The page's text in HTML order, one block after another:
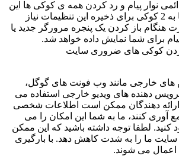
نوار پیام و رد کردن همه ی کوکی ها این
گزینه را فعال کنید. ما به 2 کوکی برای ذخیره این تنظیمات نیاز
هنگام باز کردن یک پنجره مرورگر جدید یا
برای شما نمایش داده خواهد شد.
کوکی های ضروری سایت
های خارجی مانند وب فونت های گوگل،
دهنده های ویدیو خارجی استفاده می
ارائه دهندگان ممکن است اطلاعات شخصی
آوری کنند، ما به شما این امکان را می
کنید. لطفا توجه داشته باشید که این ممکن
ما را به شدت کاهش دهد. با بارگیری
اعمال می شوند.